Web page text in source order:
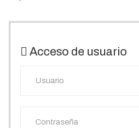
Acceso de usuario